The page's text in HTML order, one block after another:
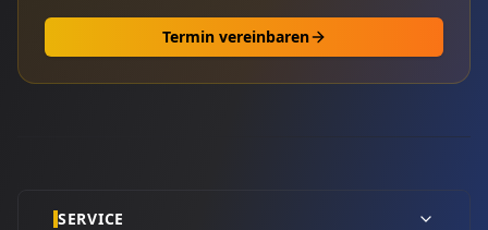
Termin vereinbaren
SERVICE